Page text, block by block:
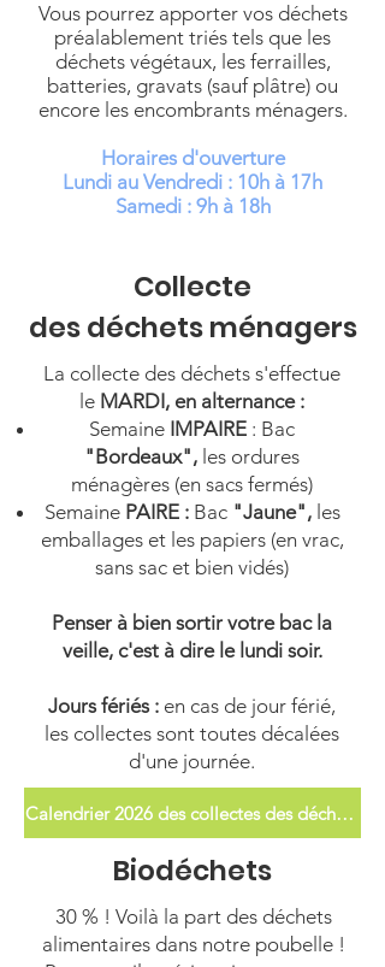
Vous pourrez apporter vos déchets
préalablement triés tels que les
déchets végétaux, les ferrailles,
batteries, gravats (sauf plâtre) ou
encore les encombrants ménagers.
Horaires d'ouverture
Lundi au Vendredi : 10h à 17h
Samedi : 9h à 18h
Collecte
des déchets ménagers
La collecte des déchets s'effectue
le MARDI, en alternance :
Semaine IMPAIRE : Bac
"Bordeaux", les ordures
ménagères (en sacs fermés)
Semaine PAIRE : Bac "Jaune", les
emballages et les papiers (en vrac,
sans sac et bien vidés)
Penser à bien sortir votre bac la
veille, c'est à dire le lundi soir.
Jours fériés : en cas de jour férié,
les collectes sont toutes décalées
d'une journée.
Calendrier 2026 des collectes des déchets
Biodéchets
30 % ! Voilà la part des déchets
alimentaires dans notre poubelle !